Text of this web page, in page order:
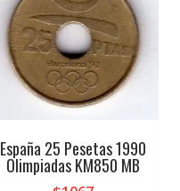
España 25 Pesetas 1990
Olimpiadas KM850 MB